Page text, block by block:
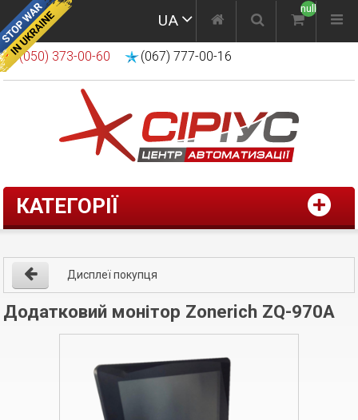
UA
null
(050) 373-00-60 (067) 777-00-16
КАТЕГОРІЇ
Дисплеї покупця
Додатковий монітор Zonerich ZQ-970А